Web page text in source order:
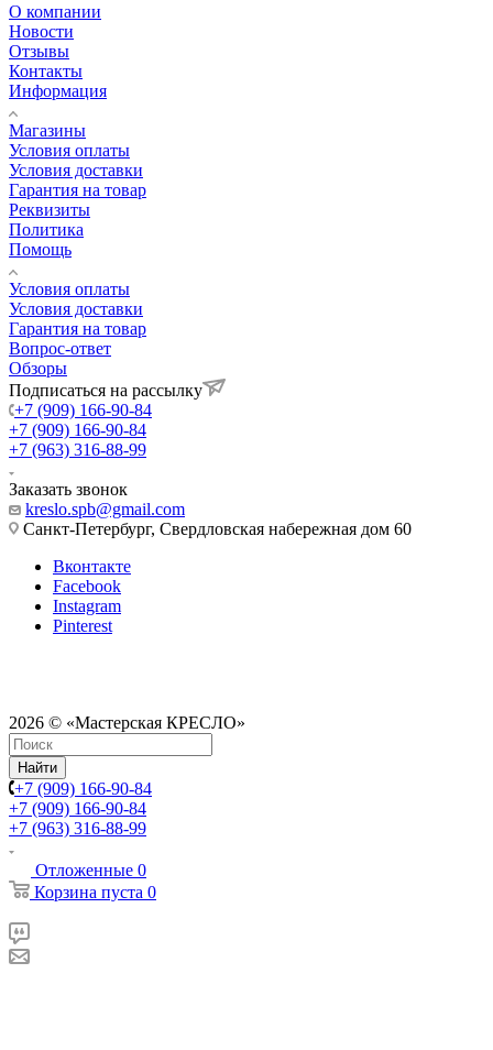
О компании
Новости
Отзывы
Контакты
Информация
Магазины
Условия оплаты
Условия доставки
Гарантия на товар
Реквизиты
Политика
Помощь
Условия оплаты
Условия доставки
Гарантия на товар
Вопрос-ответ
Обзоры
Подписаться на рассылку
+7 (909) 166-90-84
+7 (909) 166-90-84
+7 (963) 316-88-99
Заказать звонок
kreslo.spb@gmail.com
Санкт-Петербург, Свердловская набережная дом 60
Вконтакте
Facebook
Instagram
Pinterest
2026 © «Мастерская КРЕСЛО»
Найти
+7 (909) 166-90-84
+7 (909) 166-90-84
+7 (963) 316-88-99
Отложенные 0
Корзина пуста 0